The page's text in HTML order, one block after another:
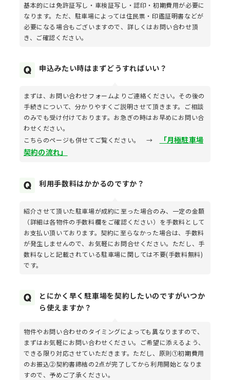
基本的には免許証写し・車検証写し・認印・初期費用が必要に
なります。ただ、駐車場によっては住民票・印鑑証明書などが
必要になる場合もございますので、詳しくはお問い合わせ頂
き、ご確認ください。
申込みたい時はまずどうすればいい？
まずは、お問い合わせフォームよりご連絡ください。その後の
手続きについて、分かりやすくご説明させて頂きます。ご相談
のみでも受け付けております。お急ぎの時はお早めにお問い合
わせください。
こちらのページも併せてご覧ください。 →
「月極駐車場
契約の流れ」
利用手数料はかかるのですか？
紹介させて頂いた駐車場が成約に至った場合のみ、一定の金額
（詳細は各物件の手数料欄をご確認ください）を手数料として
お支払い頂いております。契約に至らなかった場合は、手数料
が発生しませんので、お気軽にお問合せください。ただし、手
数料なしと記載されている駐車場に関しては不要(手数料無料)
です。
とにかく早く駐車場を契約したいのですがいつか
ら使えますか？
物件やお問い合わせのタイミングによっても異なりますので、
まずはお気軽にお問い合わせください。ご希望に添えるよう、
できる限り対応させていただきます。ただし、原則①初期費用
のお振込②契約書締結の2点が完了してから利用開始となりま
すので、予めご了承ください。